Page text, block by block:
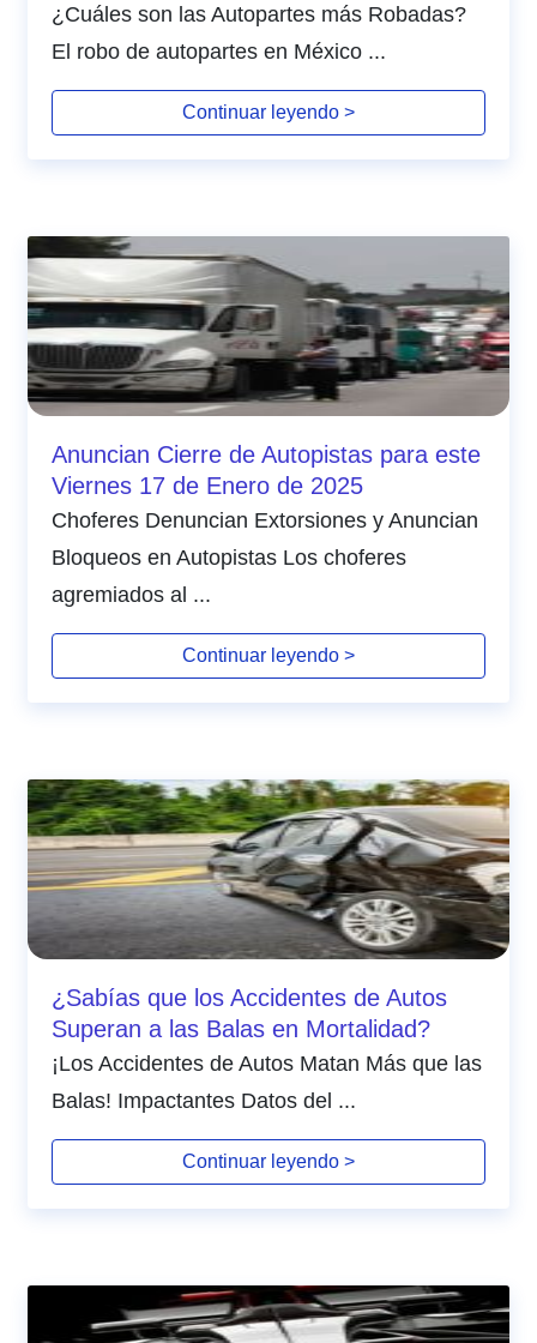
¿Cuáles son las Autopartes más Robadas?
El robo de autopartes en México ...
Continuar leyendo >
Anuncian Cierre de Autopistas para este
Viernes 17 de Enero de 2025
Choferes Denuncian Extorsiones y Anuncian
Bloqueos en Autopistas Los choferes
agremiados al ...
Continuar leyendo >
¿Sabías que los Accidentes de Autos
Superan a las Balas en Mortalidad?
¡Los Accidentes de Autos Matan Más que las
Balas! Impactantes Datos del ...
Continuar leyendo >